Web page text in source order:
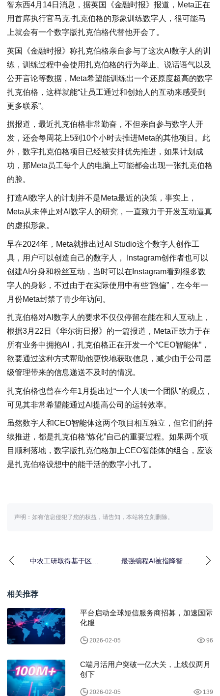
智东西4月14日消息，据英国《金融时报》报道，Meta正在
用首席执行官马克·扎克伯格的形象训练数字人，很可能马
上就会有一个数字版扎克伯格代替他开会了。
英国《金融时报》称扎克伯格亲自参与了这次AI数字人的训
练，训练过程中会使用扎克伯格的行为举止、说话语气以及
公开言论等数据，Meta希望能训练出一个还原度超高的数字
扎克伯格，这样就能“让员工通过和创始人的互动来感受到
更多联系”。
据报道，最近扎克伯格非常勤奋，不但亲自参与数字人开
发，还会每周花上5到10个小时去推进Meta的其他项目。此
外，数字扎克伯格项目已经被安排优先推进，如果计划成
功，那Meta员工每个人的电脑上可能都会出现一张扎克伯格
的脸。
打造AI数字人的计划并不是Meta最近的决策，事实上，
Meta从未停止对AI数字人的研究，一直致力于开发互动逼真
的虚拟形象。
早在2024年，Meta就推出过AI Studio这个数字人创作工
具，用户可以创造自己的数字人， Instagram创作者也可以
创建AI分身和粉丝互动，当时可以在Instagram看到很多数
字人的身影，不过由于在实际使用中有些“跑偏”，在今年一
月份Meta封禁了青少年访问。
扎克伯格对AI数字人的要求不仅仅停留在能在和人互动上，
根据3月22日《华尔街日报》的一篇报道，Meta正致力于在
所有业务中拥抱AI，扎克伯格正在开发一个“CEO智能体”，
欲要通过这种方式帮助他更快地获取信息，减少由于公司层
级管理带来的信息递送不及时的情况。
扎克伯格也曾在今年1月提出过“一个人顶一个团队”的观点，
可见其非常希望能通过AI提高公司的运转效率。
虽然数字人和CEO智能体这两个项目相互独立，但它们的持
续推进，都是扎克伯格“炼化”自己的重要过程。如果两个项
目顺利落地，数字版扎克伯格加上CEO智能体的组合，应该
是扎克伯格设想中的能干活的数字小扎了。
声明：如有信息侵犯了您的权益，请告知，本站将立刻删除。
中农工研取得基于区块
最强编程AI被指降智！
相关推荐
平台启动全球短信服务商招募，加速国际
化服
2026-02-05 96
C端月活用户突破一亿大关，上线仅两月
创下
2026-02-05 139